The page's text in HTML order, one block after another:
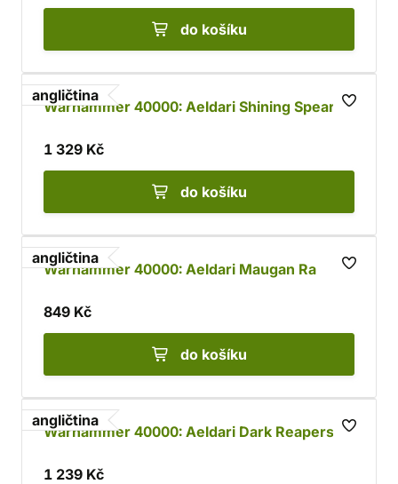
do košíku
angličtina
Warhammer 40000: Aeldari Shining Spears
1 329 Kč
do košíku
angličtina
Warhammer 40000: Aeldari Maugan Ra
849 Kč
do košíku
angličtina
Warhammer 40000: Aeldari Dark Reapers
1 239 Kč